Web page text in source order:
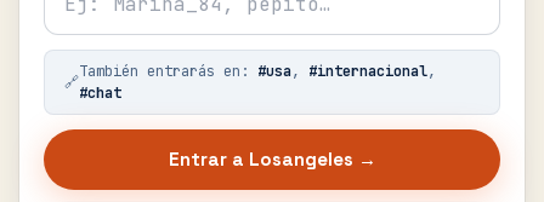
🔗
También entrarás en: #usa, #internacional,
#chat
Entrar a Losangeles →